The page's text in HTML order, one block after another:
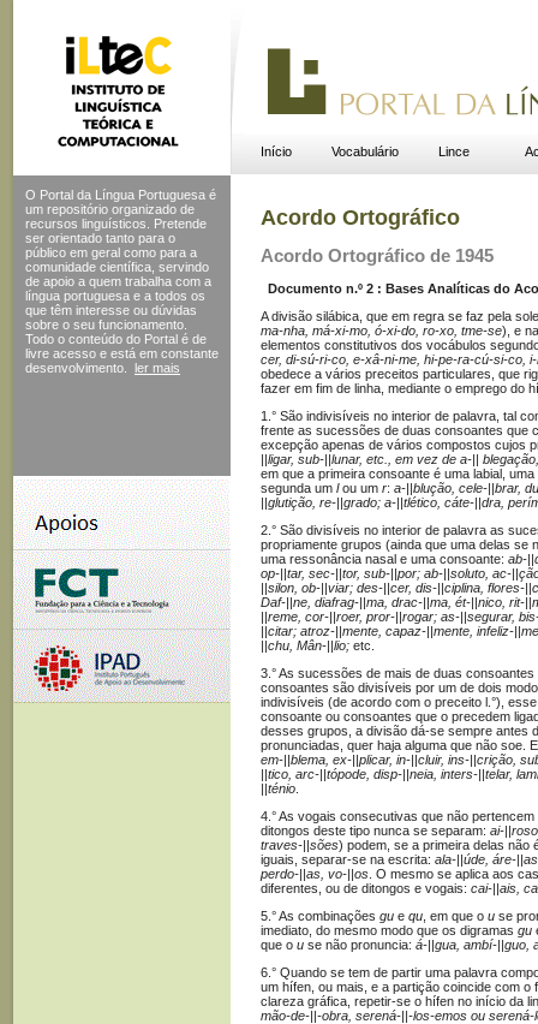
Início Vocabulário Lince
O Portal da Língua Portuguesa é
um repositório organizado de
recursos linguísticos. Pretende
ser orientado tanto para o
público em geral como para a
comunidade científica, servindo
de apoio a quem trabalha com a
língua portuguesa e a todos os
que têm interesse ou dúvidas
sobre o seu funcionamento.
Todo o conteúdo do Portal é de
livre acesso e está em constante
desenvolvimento.
ler mais
Acordo Ortográfico
Acordo Ortográfico de 1945
Documento n.º 2 : Bases Analíticas do
A divisão silábica, que em regra se faz pela
ma-nha, má-xi-mo, ó-xi-do, ro-xo, tme-se), e
elementos constitutivos dos vocábulos
cer, di-sú-ri-co, e-xâ-ni-me, hi-pe-ra-cú-si-co,
obedece a vários preceitos particulares, que
fazer em fim de linha, mediante o emprego do
1.° São indivisíveis no interior de palavra, tal
frente as sucessões de duas consoantes que
excepção apenas de vários compostos cujos
||ligar, sub-||lunar, etc., em vez de a-||
em que a primeira consoante é uma labial,
segunda um lou um r: a-||blução, cele-||brar,
||glutição, re-||grado; a-||tlético, cáte-||dra,
2.° São divisíveis no interior de palavra as
propriamente grupos (ainda que uma delas se
uma ressonância nasal e uma consoante: ab-
op-||tar, sec-||tor, sub-||por; ab-||soluto, ac-
||silon, ob-||viar; des-||cer, dis-||ciplina, flores-
Daf-||ne, diafrag-||ma, drac-||ma, ét-||nico, rit-
||reme, cor-||roer, pror-||rogar; as-||segurar,
||citar; atroz-||mente, capaz-||mente, infeliz-
||chu, Mân-||lio; etc.
3.° As sucessões de mais de duas
consoantes são divisíveis por um de dois
indivisíveis (de acordo com o preceito l.°),
consoante ou consoantes que o precedem
desses grupos, a divisão dá-se sempre antes
pronunciadas, quer haja alguma que não soe.
em-||blema, ex-||plicar, in-||cluir, ins-||crição,
||tico, arc-||tópode, disp-||neia, inters-||telar,
||ténio
4.° As vogais consecutivas que não
ditongos deste tipo nunca se separam: ai-
traves-||sões) podem, se a primeira delas não
iguais, separar-se na escrita: ala-||úde, áre-
perdo-||as, vo-||os . O mesmo se aplica aos
diferentes, ou de ditongos e vogais: cai-||ais,
5.° As combinações gu e qu , em que o u se
imediato, do mesmo modo que os digramas gu
que o u se não pronuncia: á-||gua, ambí-||guo,
6.° Quando se tem de partir uma palavra
um hífen, ou mais, e a partição coincide com
clareza gráfica, repetir-se o hífen no início da
mão-de-||-obra, serená-||-los-emos ou